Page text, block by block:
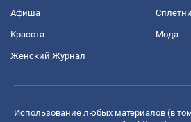
Афиша Сплетни
Красота Мода
Женский Журнал
Использование любых материалов (в